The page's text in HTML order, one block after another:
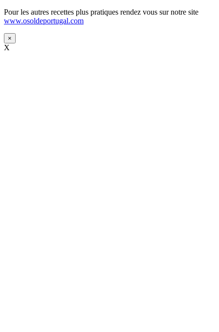
Pour les autres recettes plus pratiques rendez vous sur notre site
www.osoldeportugal.com
×
X